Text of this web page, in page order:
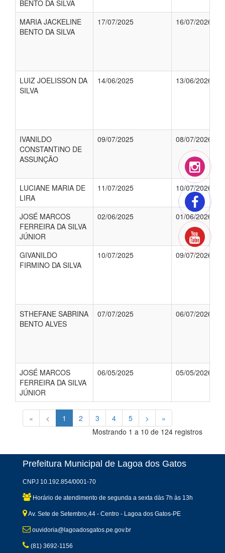
BENTO DA SILVA
MARIA JACKELINE
BENTO DA SILVA
17/07/2025 16/07/2026
LUIZ JOELISSON DA
SILVA
14/06/2025 13/06/2026
IVANILDO
CONSTANTINO DE
ASSUNÇÃO
09/07/2025 08/07/2026
LUCIANE MARIA DE
LIRA
11/07/2025 10/07/2026
JOSÉ MARCOS
FERREIRA DA SILVA
JÚNIOR
02/06/2025 01/06/2026
GIVANILDO
FIRMINO DA SILVA
10/07/2025 09/07/2026
STHEFANE SABRINA
BENTO ALVES
07/07/2025 06/07/2026
JOSÉ MARCOS
FERREIRA DA SILVA
JÚNIOR
06/05/2025 05/05/2026
« < 1 2 3 4 5 >
»
Mostrando 1 a 10 de 124 registros
Prefeitura Municipal de Lagoa dos Gatos
CNPJ 10.192.854/0001-70
Horário de atendimento de segunda a sexta dàs 7h às 13h
Av. Sete de Setembro,44 - Centro - Lagoa dos Gatos-PE
ouvidoria@lagoadosgatos.pe.gov.br
(81) 3692-1156